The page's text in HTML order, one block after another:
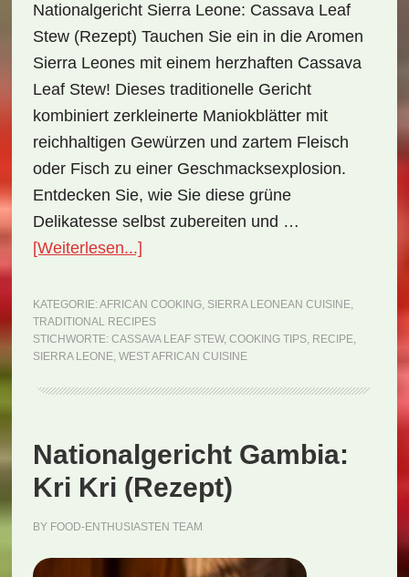
Nationalgericht Sierra Leone: Cassava Leaf
Stew (Rezept) Tauchen Sie ein in die Aromen
Sierra Leones mit einem herzhaften Cassava
Leaf Stew! Dieses traditionelle Gericht
kombiniert zerkleinerte Maniokblätter mit
reichhaltigen Gewürzen und zartem Fleisch
oder Fisch zu einer Geschmacksexplosion.
Entdecken Sie, wie Sie diese grüne
Delikatesse selbst zubereiten und …
[Weiterlesen...]ÜberNationalgericht
Leone:
Cassava
Leaf
KATEGORIE: AFRICAN COOKING, SIERRA LEONEAN CUISINE,
TRADITIONAL RECIPES
STICHWORTE: CASSAVA LEAF STEW, COOKING TIPS, RECIPE,
SIERRA LEONE, WEST AFRICAN CUISINE
Nationalgericht Gambia:
Kri Kri (Rezept)
BY FOOD-ENTHUSIASTEN TEAM